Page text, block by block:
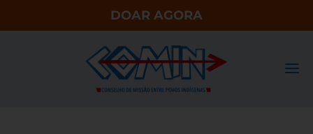
DOAR AGORA